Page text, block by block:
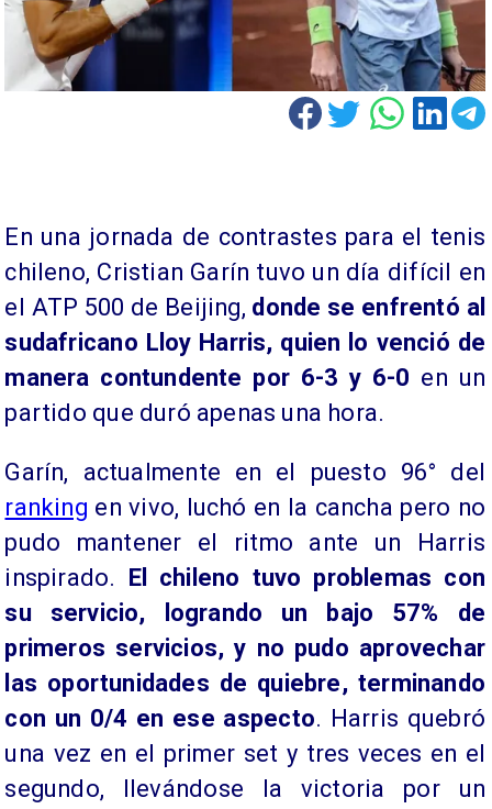
​En una jornada de contrastes para el tenis
chileno, Cristian Garín tuvo un día difícil en
el ATP 500 de Beijing, donde se enfrentó al
sudafricano Lloy Harris, quien lo venció de
manera contundente por 6-3 y 6-0 en un
partido que duró apenas una hora.
Garín, actualmente en el puesto 96° del
ranking en vivo, luchó en la cancha pero no
pudo mantener el ritmo ante un Harris
inspirado. El chileno tuvo problemas con
su servicio, logrando un bajo 57% de
primeros servicios, y no pudo aprovechar
las oportunidades de quiebre, terminando
con un 0/4 en ese aspecto. Harris quebró
una vez en el primer set y tres veces en el
segundo, llevándose la victoria por un